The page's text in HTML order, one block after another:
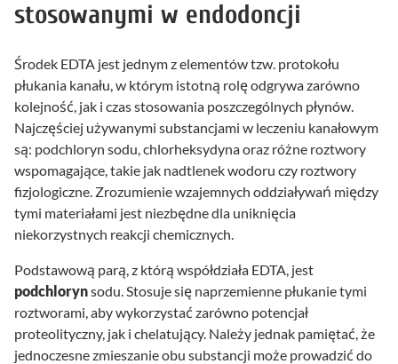
stosowanymi w endodoncji
Środek EDTA jest jednym z elementów tzw. protokołu
płukania kanału, w którym istotną rolę odgrywa zarówno
kolejność, jak i czas stosowania poszczególnych płynów.
Najczęściej używanymi substancjami w leczeniu kanałowym
są: podchloryn sodu, chlorheksydyna oraz różne roztwory
wspomagające, takie jak nadtlenek wodoru czy roztwory
fizjologiczne. Zrozumienie wzajemnych oddziaływań między
tymi materiałami jest niezbędne dla uniknięcia
niekorzystnych reakcji chemicznych.
Podstawową parą, z którą współdziała EDTA, jest
podchlorynsodu. Stosuje się naprzemienne płukanie tymi
roztworami, aby wykorzystać zarówno potencjał
proteolityczny, jak i chelatujący. Należy jednak pamiętać, że
jednoczesne zmieszanie obu substancji może prowadzić do